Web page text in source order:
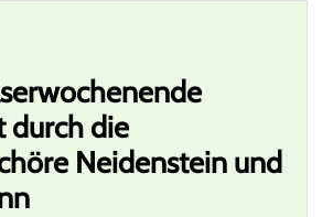
durch die
Neidenstein und